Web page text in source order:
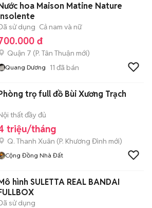
hoa Maison Matine Nature
sử dụng Cả nam và nữ
đ
Quận 7 (P. Tân Thuận mới)
Quang Dương 11 đã bán
trọ full đồ Bùi Xương Trạch
thất đầy đủ
triệu/tháng
Q. Thanh Xuân (P. Khương Đình mới)
Cộng Đồng Nhà Đất
hình SULETTA REAL BANDAI
sử dụng